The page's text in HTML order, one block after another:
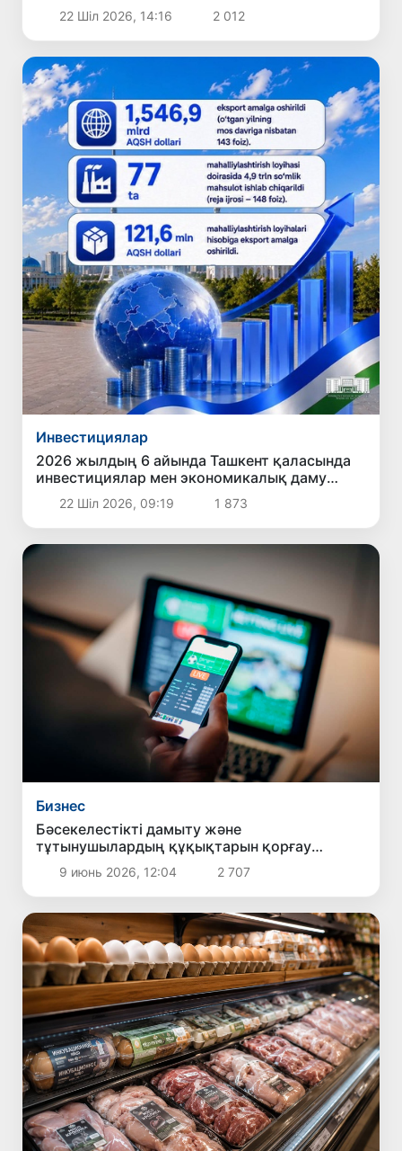
22 Шіл 2026, 14:16 2 012
Инвестициялар
2026 жылдың 6 айында Ташкент қаласында
инвестициялар мен экономикалық даму
бағытында қол жеткізілген негізгі нәтижелер
жарияландым
22 Шіл 2026, 09:19 1 873
Бизнес
Бәсекелестікті дамыту және
тұтынушылардың құқықтарын қорғау
комитеті Әлем чемпионаты қарсаңында
букмекерлік жарнамаларға қатысты
шаралар қолданылатынын еске салды
9 июнь 2026, 12:04 2 707